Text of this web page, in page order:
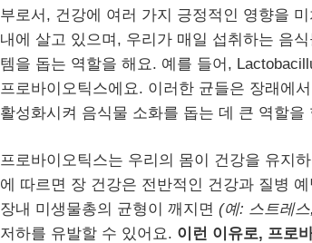
부로서, 건강에 여러 가지 긍정적인 영향을
내에 살고 있으며, 우리가 매일 섭취하는 음
템을 돕는 역할을 해요. 예를 들어,
프로바이오틱스에요. 이러한 균들은 장래에
활성화시켜 음식물 소화를 돕는 데 큰 역할을
프로바이오틱스는 우리의 몸이 건강을 유지
에 따르면 장 건강은 전반적인 건강과 질병
장내 미생물총의 균형이 깨지면 (예: 스트레
저하를 유발할 수 있어요. 이런 이유로, 프로